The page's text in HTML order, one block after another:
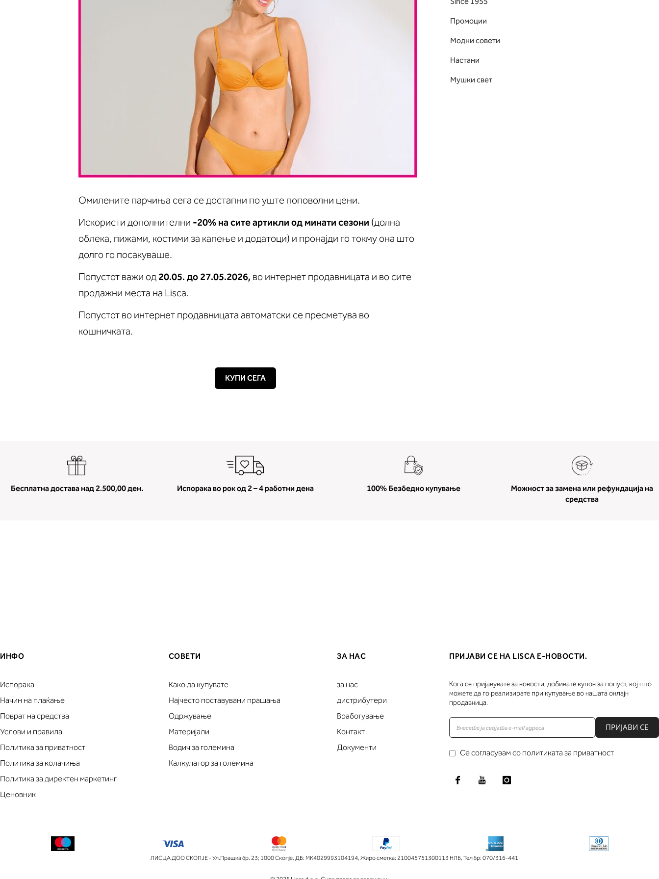
Омилените парчиња сега се достапни по уште поповолни цени.
Искористи дополнителни -20% на сите артикли од минати сезони (долна
облека, пижами, костими за капење и додатоци) и пронајди го токму она што
долго го посакуваше.
Попустот важи од 20.05. до 27.05.2026, во интернет продавницата и во сите
продажни места на Lisca.
Попустот во интернет продавницата автоматски се пресметува во
кошничката.
КУПИ СЕГА
Промоции
Модни совети
Настани
Мушки свет
Бесплатна достава над 2.500,00 ден. Испорака во рок од 2 – 4 работни дена 100% Безбедно купување
Можност за замена или рефундација на
средства
ИНФО
Испорака
Начин на плаќање
Поврат на средства
Услови и правила
Политика за приватност
Политика за колачиња
Политика за директен маркетинг
Ценовник
СОВЕТИ
Како да купувате
Најчесто поставувани прашања
Одржување
Материјали
Водич за големина
Калкулатор за големина
ЗА НАС
за нас
дистрибутери
Вработување
Контакт
Документи
ПРИЈАВИ СЕ НА LISCA Е-НОВОСТИ.
Кога се пријавувате за новости, добивате купон за попуст, кој што
можете да го реализирате при купување во нашата онлајн
продавница.
ПРИЈАВИ СЕ
Се согласувам со политиката за приватност
ЛИСЦА ДОО СКОПЈЕ - Ул.Прашка бр. 23; 1000 Скопје, ДБ: МК4029993104194, Жиро сметка: 210045751300113 НЛБ, Тел бр: 070/316-441